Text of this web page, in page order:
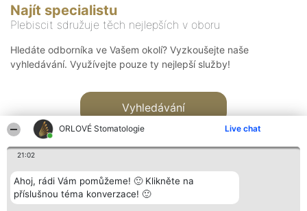
ORLOVÉ Stomatologie Live chat
21:02
Ahoj, rádi Vám pomůžeme! 🙂 Klikněte na
příslušnou téma konverzace! 🙂
Najít specialistu
Plebiscit sdružuje těch nejlepších v oboru
Hledáte odborníka ve Vašem okolí? Vyzkoušejte naše
vyhledávání. Využívejte pouze ty nejlepší služby!
Vyhledávání